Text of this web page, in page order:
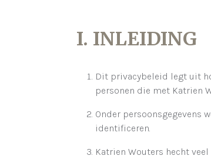
I. INLEIDING
Dit privacybeleid legt uit
personen die met Katrien
Onder persoonsgegevens
identificeren.
Katrien Wouters hecht